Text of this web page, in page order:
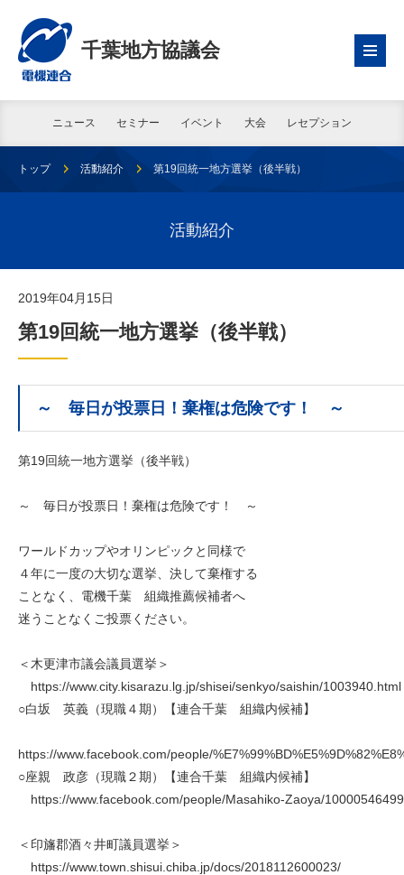
千葉地方協議会
ニュース セミナー イベント 大会 レセプション
トップ 活動紹介 第19回統一地方選挙（後半戦）
活動紹介
2019年04月15日
第19回統一地方選挙（後半戦）
～ 毎日が投票日！棄権は危険です！ ～
第19回統一地方選挙（後半戦）
～ 毎日が投票日！棄権は危険です！ ～
ワールドカップやオリンピックと同様で
４年に一度の大切な選挙、決して棄権する
ことなく、電機千葉 組織推薦候補者へ
迷うことなくご投票ください。
＜木更津市議会議員選挙＞
https://www.city.kisarazu.lg.jp/shisei/senkyo/saishin/1003940.html
○白坂 英義（現職４期）【連合千葉 組織内候補】
https://www.facebook.com/people/
○座親 政彦（現職２期）【連合千葉 組織内候補】
https://www.facebook.com/people/Masahiko-Zaoya/
＜印旛郡酒々井町議員選挙＞
https://www.town.shisui.chiba.jp/docs/2018112600023/